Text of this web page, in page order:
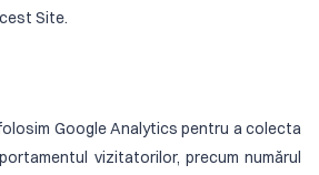
Site.
Google Analytics pentru a colecta
vizitatorilor, precum numărul